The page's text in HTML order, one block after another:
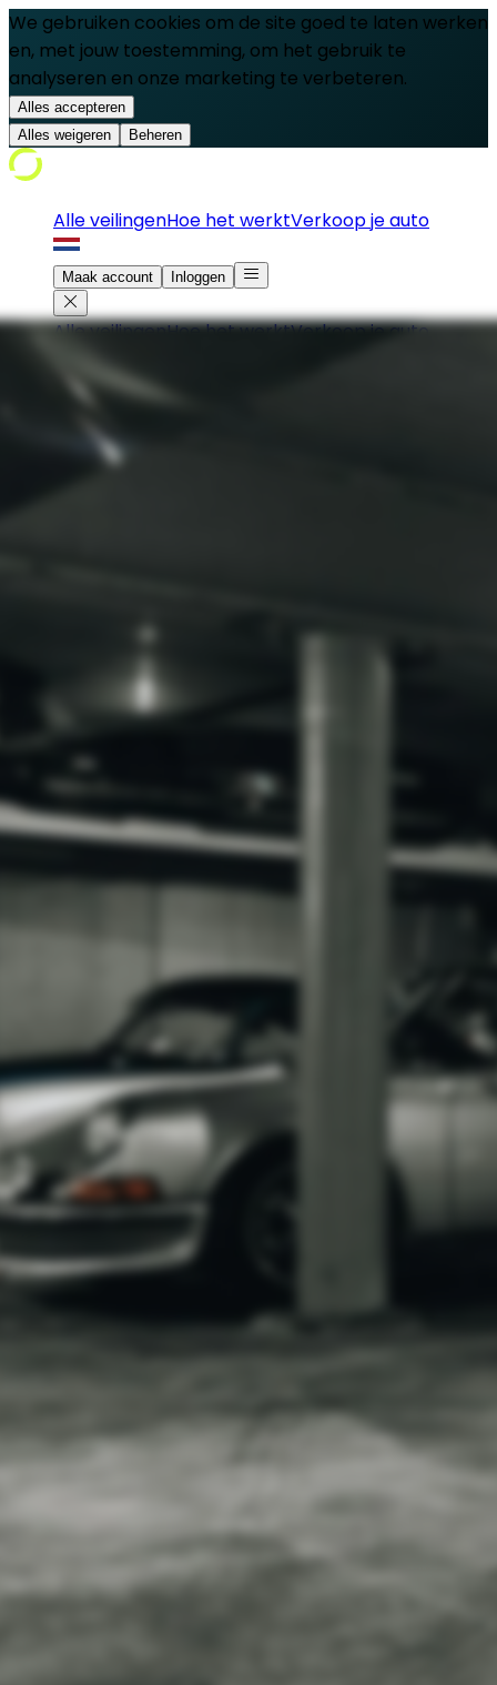
We gebruiken cookies om de site goed te laten werken
en, met jouw toestemming, om het gebruik te
analyseren en onze marketing te verbeteren.
Alles accepteren
Alles weigeren
Beheren
Alle veilingenHoe het werktVerkoop je auto
Maak account Inloggen
Alle veilingenHoe het werktVerkoop je auto